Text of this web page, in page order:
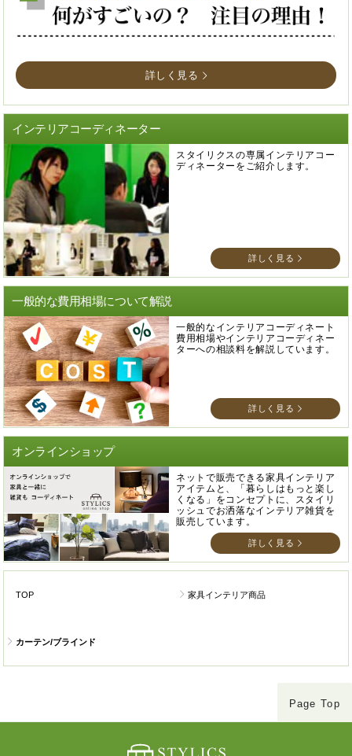
詳しく見る
インテリアコーディネーター
スタイリクスの専属インテリアコー
ディネーターをご紹介します。
詳しく見る
一般的な費用相場について解説
一般的なインテリアコーディネート
費用相場やインテリアコーディネー
ターへの相談料を解説しています。
詳しく見る
オンラインショップ
ネットで販売できる家具インテリア
アイテムと、「暮らしはもっと楽し
くなる」をコンセプトに、スタイリ
ッシュでお洒落なインテリア雑貨を
販売しています。
詳しく見る
TOP 家具インテリア商品
カーテン/ブラインド
Page Top